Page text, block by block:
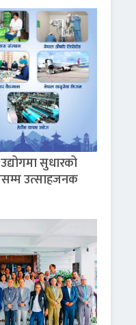
सुधारको
उत्साहजनक